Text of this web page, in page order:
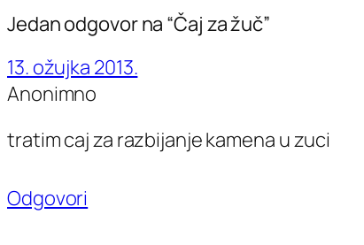
Jedan odgovor na “Čaj za žuč”
13. ožujka 2013.
Anonimno
tratim caj za razbijanje kamena u zuci
Odgovori